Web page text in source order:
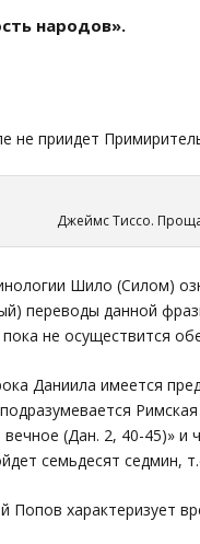
народов».
не приидет
Джеймс Тиссо.
Шило (Силом)
переводы данной
не осуществится
Даниила имеется
вечное (Дан. 2, 40-45)»
семьдесят седмин,
Попов характеризует